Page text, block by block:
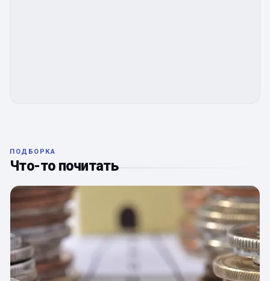
ПОДБОРКА
Что-то почитать